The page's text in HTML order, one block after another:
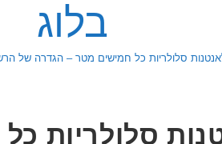
בלוג
סלולריות כל חמישים מטר – הגדרה של
סלולריות כל